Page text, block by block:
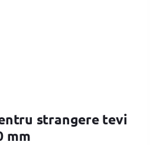
strangere tevi
mm